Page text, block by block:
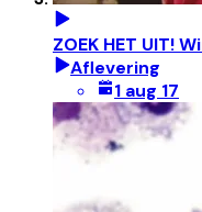
ZOEK HET UIT!
Aflevering
1 aug 17